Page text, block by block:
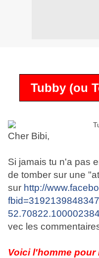
Tubby (ou
Cher Bibi,
Si jamais tu n'a pas
de tomber sur une
sur http://
vec les
Voici l'homme